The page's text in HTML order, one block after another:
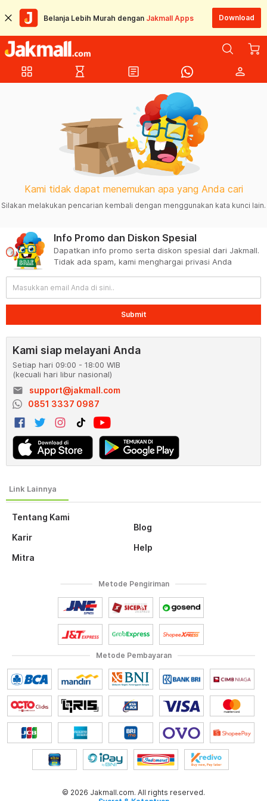
Belanja Lebih Murah dengan Jakmall Apps Download
grid_view hourglass_empty article person
Kami tidak dapat menemukan apa yang Anda cari
Silakan melakukan pencarian kembali dengan menggunakan kata kunci lain.
Tentang Kami
Karir
Mitra
Blog
Help
Info Promo dan Diskon Spesial
Dapatkan info promo serta diskon spesial dari Jakmall.
Tidak ada spam, kami menghargai privasi Anda
Submit
Kami siap melayani Anda
Setiap hari 09:00 - 18:00 WIB
(kecuali hari libur nasional)
email
support@jakmall.com
0851 3337 0987
Metode Pembayaran
Metode Pengiriman
© 2026 Jakmall.com. All rights reserved.